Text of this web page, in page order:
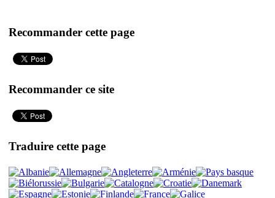
Recommander cette page
Recommander ce site
Traduire cette page